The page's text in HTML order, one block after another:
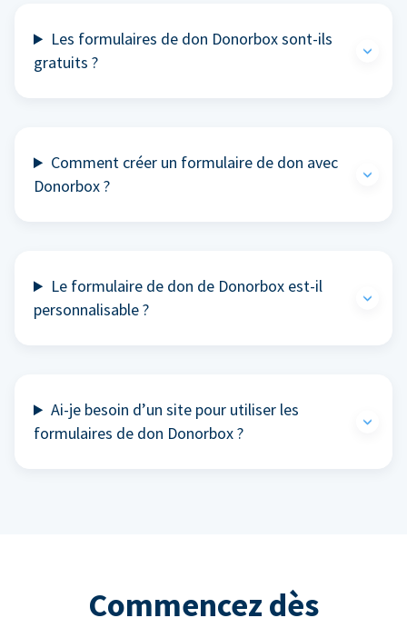
Les formulaires de don Donorbox sont-ils
gratuits ?
Comment créer un formulaire de don avec
Donorbox ?
Le formulaire de don de Donorbox est-il
personnalisable ?
Ai-je besoin d’un site pour utiliser les
formulaires de don Donorbox ?
Commencez dès